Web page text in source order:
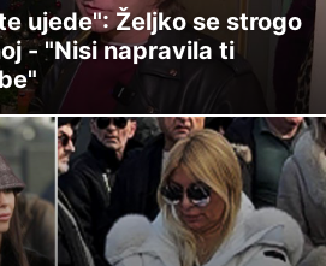
ujede": Željko se strogo
- "Nisi napravila ti